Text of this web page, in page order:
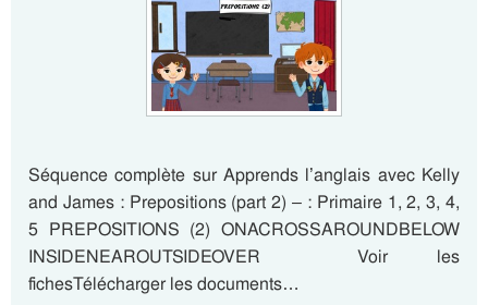
Séquence complète sur Apprends l’anglais avec Kelly
and James : Prepositions (part 2) – : Primaire 1, 2, 3, 4,
5 PREPOSITIONS (2) ONACROSSAROUNDBELOW
INSIDENEAROUTSIDEOVER Voir les
fichesTélécharger les documents…